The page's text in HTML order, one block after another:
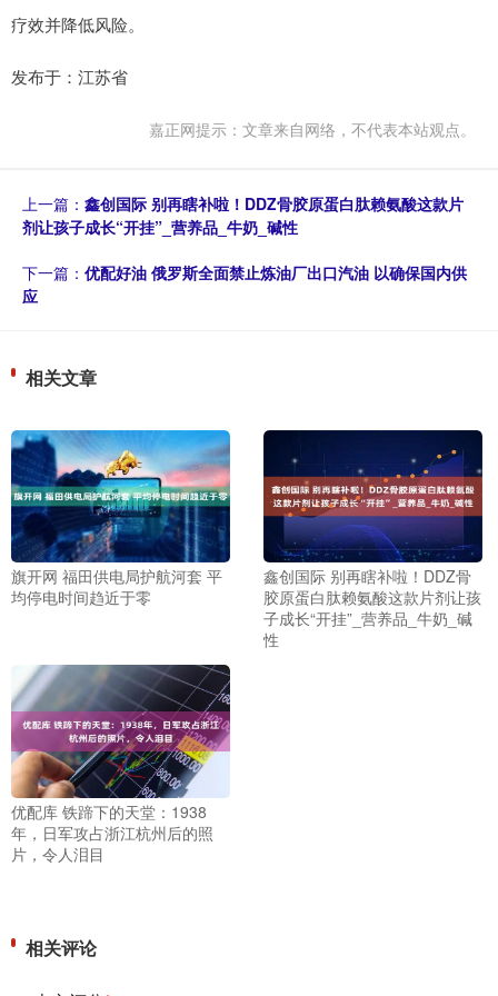
疗效并降低风险。
发布于：江苏省
嘉正网提示：文章来自网络，不代表本站观点。
上一篇： 鑫创国际 别再瞎补啦！DDZ骨胶原蛋白肽赖氨酸这款片
剂让孩子成长“开挂”_营养品_牛奶_碱性
下一篇： 优配好油 俄罗斯全面禁止炼油厂出口汽油 以确保国内供
应
相关文章
旗开网 福田供电局护航河套 平
均停电时间趋近于零
鑫创国际 别再瞎补啦！DDZ骨
胶原蛋白肽赖氨酸这款片剂让孩
子成长“开挂”_营养品_牛奶_碱
性
优配库 铁蹄下的天堂：1938
年，日军攻占浙江杭州后的照
片，令人泪目
相关评论